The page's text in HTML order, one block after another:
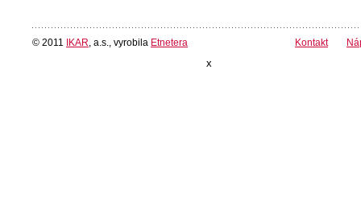
© 2011 IKAR , a.s., vyrobila Etnetera Kontakt
x